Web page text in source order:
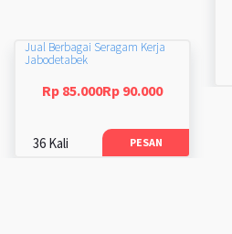
Jual Berbagai Seragam Kerja
Jabodetabek
Rp 85.000Rp 90.000
36 Kali PESAN